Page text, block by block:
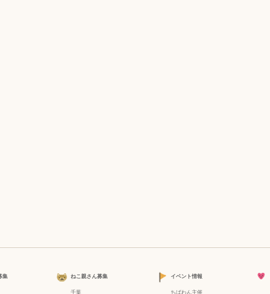
集 ねこ親さん募集
千葉
イベント情報
ちばわん主催